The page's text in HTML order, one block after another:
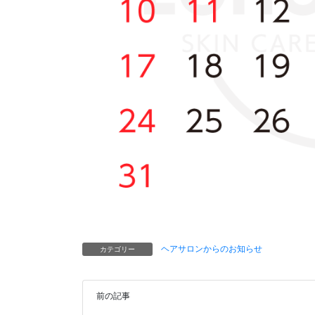
カテゴリー ヘアサロンからのお知らせ
前の記事